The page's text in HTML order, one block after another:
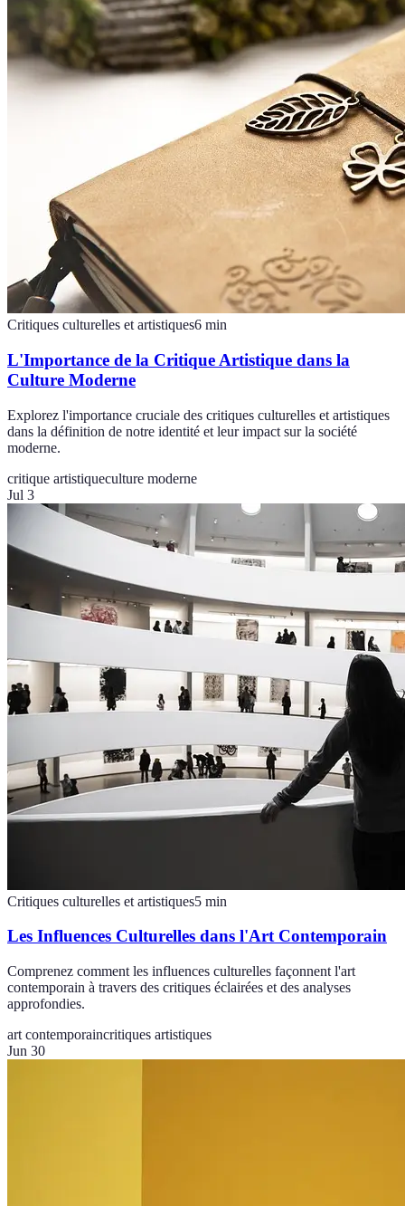
Critiques culturelles et artistiques6 min
L'Importance de la Critique Artistique dans la
Culture Moderne
Explorez l'importance cruciale des critiques culturelles et artistiques
dans la définition de notre identité et leur impact sur la société
moderne.
critique artistiqueculture moderne
Jul 3
Critiques culturelles et artistiques5 min
Les Influences Culturelles dans l'Art Contemporain
Comprenez comment les influences culturelles façonnent l'art
contemporain à travers des critiques éclairées et des analyses
approfondies.
art contemporaincritiques artistiques
Jun 30